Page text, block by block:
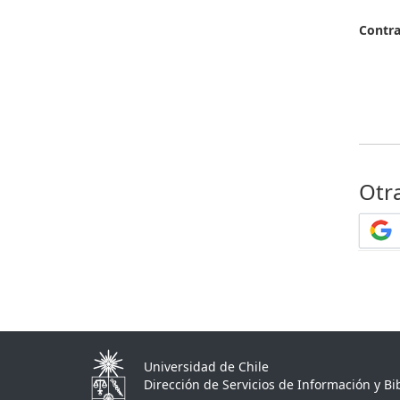
Universidad de Chile
Dirección de Servicios de Información y